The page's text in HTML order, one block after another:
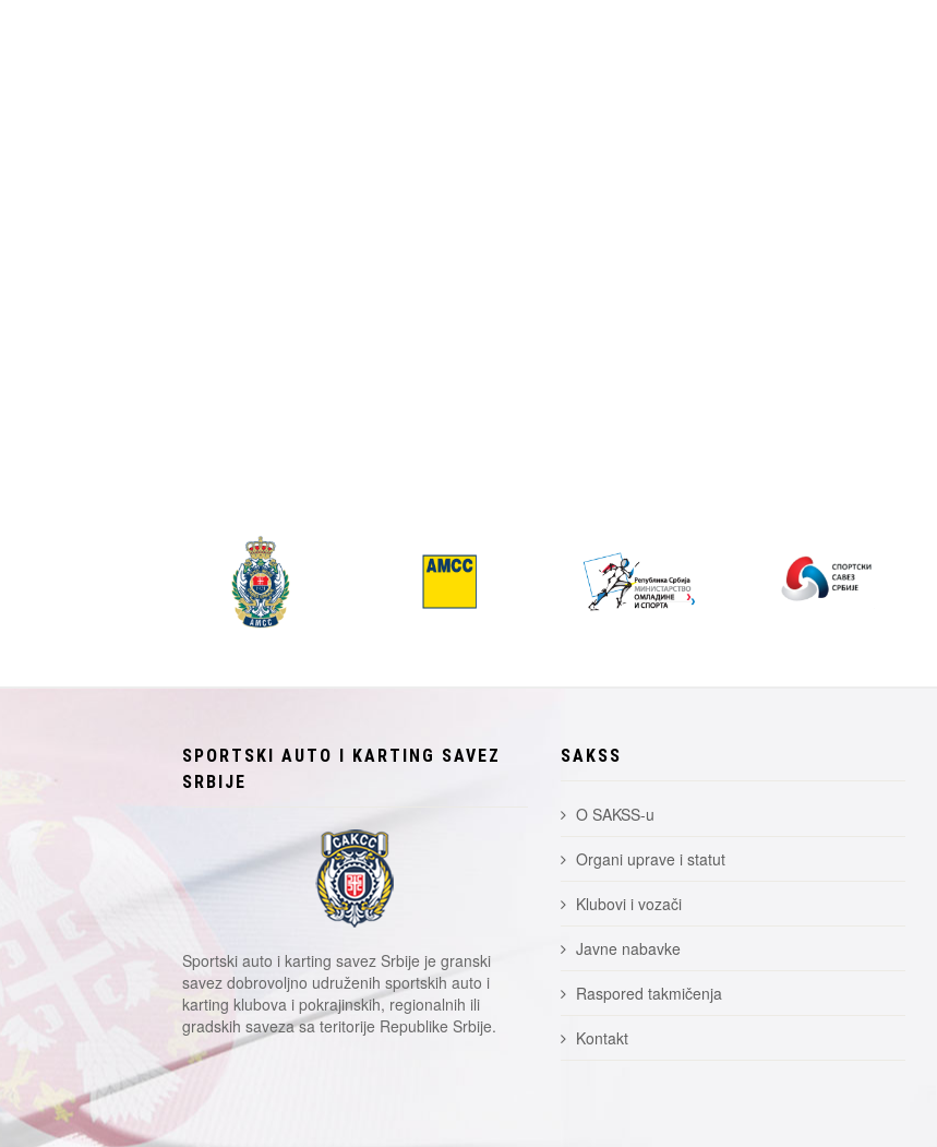
SPORTSKI AUTO I KARTING SAVEZ
SRBIJE
Sportski auto i karting savez Srbije je granski
savez dobrovoljno udruženih sportskih auto i
karting klubova i pokrajinskih, regionalnih ili
gradskih saveza sa teritorije Republike Srbije.
SAKSS
O SAKSS-u
Organi uprave i statut
Klubovi i vozači
Javne nabavke
Raspored takmičenja
Kontakt